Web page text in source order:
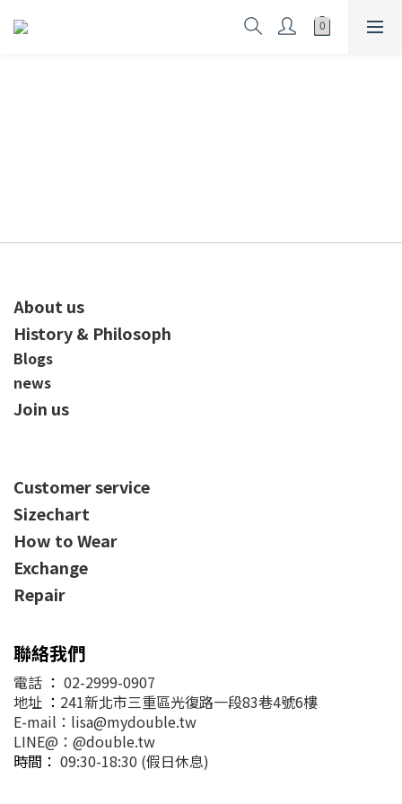
About us
History & Philosoph
Blogs
news
Join us
Customer service
Sizechart
How to Wear
Exchange
Repair
聯絡我們
電話 ： 02-2999-0907
地址 ： 241新北市三重區光復路一段83巷4號6樓
E-mail：lisa@mydouble.tw
LINE@：@double.tw
時間： 09:30-18:30 (假日休息)